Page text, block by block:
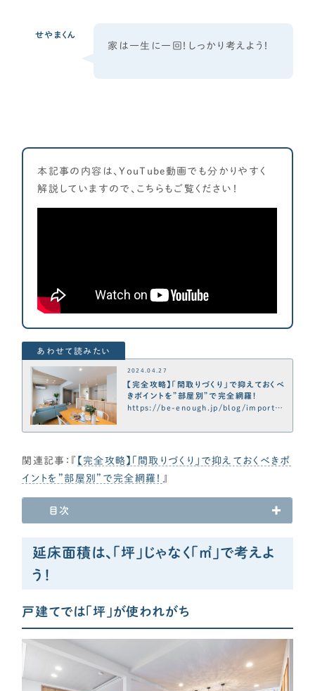
CONTENTS
コンテンツから探す
SUPPORT
サポート
せやま印工務店プロジェクト
せやまのきもち
工務店の方へ
各種メディアのみなさまへ
【クルー専用】ログインページ
家は一生に一回！しっかり考えよう！
せやまくん
本記事の内容は、YouTube動画でも分かりやすく
解説していますので、こちらもご覧ください！
2024.04.27
【完全攻略】「間取りづくり」で抑えておくべ
きポイントを”部屋別”で完全網羅！
https://be-enough.jp/blog/importa
関連記事：『 【完全攻略】「間取りづくり」で抑えておくべきポ
イントを”部屋別”で完全網羅！ 』
目次
延床面積は、「坪」じゃなく「㎡」で考えよ
う！
戸建てでは「坪」が使われがち